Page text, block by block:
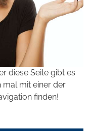
diese Seite gibt es
mal mit einer der
finden!